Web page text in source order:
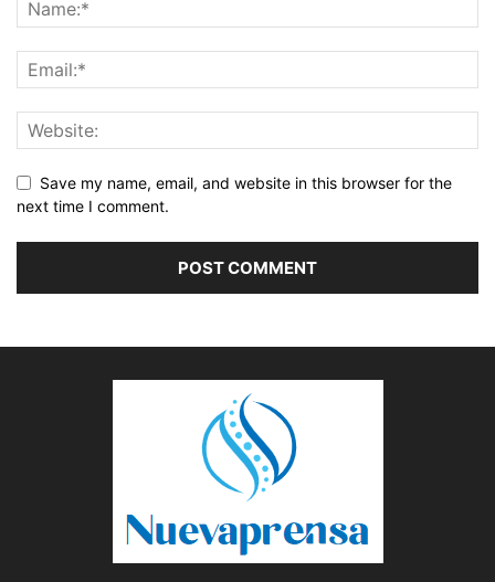
Save my name, email, and website in this browser for the
next time I comment.